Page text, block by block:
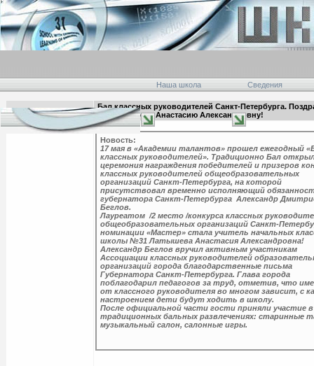
Наша школа Сведения
11:45 20.05.2019
Бал классных руководителей Санкт-Петербурга.
№31 Латышеву Анастасию Александровну!
главная
Новость:
17 мая в «Академии талантов» прошел ежегодный
классных руководителей». Традиционно Бал
церемония награждения победителей и призеров
классных руководителей общеобразовательных
организаций Санкт-Петербурга, на которой
присутствовал временно исполняющий
губернатора Санкт-Петербурга Александр
Беглов.
Лауреатом /2 место /конкурса классных
общеобразовательных организаций Санкт-
номинации «Мастер» стала учитель начальных
школы №31 Латышева Анастасия Александровна!
Александр Беглов вручил активным участникам
Ассоциации классных руководителей
организаций города благодарственные письма
Губернатора Санкт-Петербурга. Глава города
поблагодарил педагогов за труд, отметив, что
от классного руководителя во многом зависит, с
настроением дети будут ходить в школу.
После официальной части гости приняли участие в
традиционных бальных развлечениях: старинные
музыкальный салон, салонные игры.